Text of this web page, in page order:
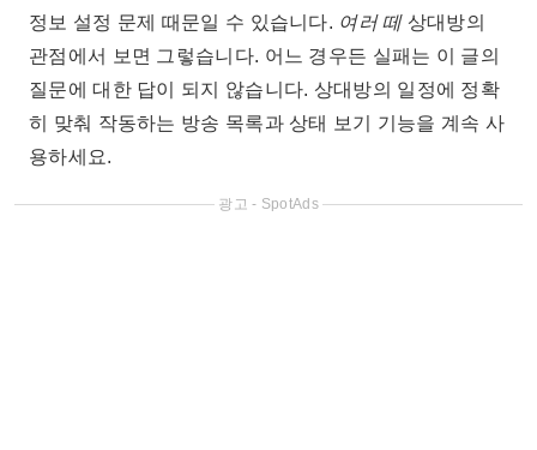
정보 설정 문제 때문일 수 있습니다. 여러 떼상대방의
관점에서 보면 그렇습니다. 어느 경우든 실패는 이 글의
질문에 대한 답이 되지 않습니다. 상대방의 일정에 정확
히 맞춰 작동하는 방송 목록과 상태 보기 기능을 계속 사
용하세요.
광고 - SpotAds